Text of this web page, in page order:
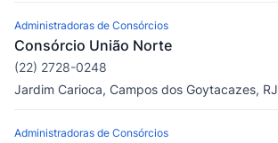
Administradoras de Consórcios
Consórcio União Norte
(22) 2728-0248
Jardim Carioca, Campos dos Goytacazes, RJ
Administradoras de Consórcios